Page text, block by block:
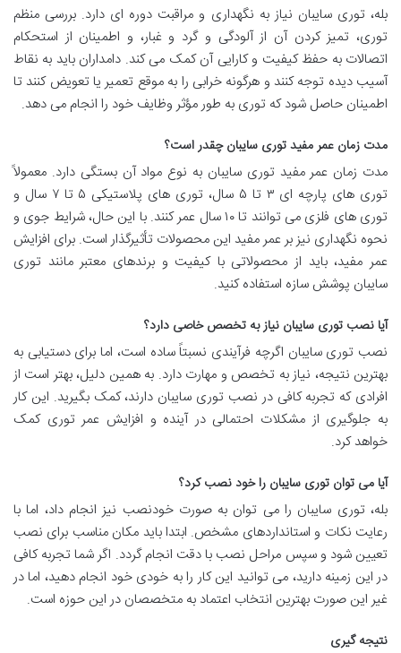
بله، توری سایبان نیاز به نگهداری و مراقبت دوره ای دارد. بررسی منظم
توری، تمیز کردن آن از آلودگی و گرد و غبار، و اطمینان از استحکام
اتصالات به حفظ کیفیت و کارایی آن کمک می کند. دامداران باید به نقاط
آسیب دیده توجه کنند و هرگونه خرابی را به موقع تعمیر یا تعویض کنند تا
اطمینان حاصل شود که توری به طور مؤثر وظایف خود را انجام می دهد.
مدت زمان عمر مفید توری سایبان چقدر است؟
مدت زمان عمر مفید توری سایبان به نوع مواد آن بستگی دارد. معمولاً
توری های پارچه ای ۳ تا ۵ سال، توری های پلاستیکی ۵ تا ۷ سال و
توری های فلزی می توانند تا ۱۰ سال عمر کنند. با این حال، شرایط جوی و
نحوه نگهداری نیز بر عمر مفید این محصولات تأثیرگذار است. برای افزایش
عمر مفید، باید از محصولاتی با کیفیت و برندهای معتبر مانند توری
سایبان پوشش سازه استفاده کنید.
آیا نصب توری سایبان نیاز به تخصص خاصی دارد؟
نصب توری سایبان اگرچه فرآیندی نسبتاً ساده است، اما برای دستیابی به
بهترین نتیجه، نیاز به تخصص و مهارت دارد. به همین دلیل، بهتر است از
افرادی که تجربه کافی در نصب توری سایبان دارند، کمک بگیرید. این کار
به جلوگیری از مشکلات احتمالی در آینده و افزایش عمر توری کمک
خواهد کرد.
آیا می توان توری سایبان را خود نصب کرد؟
بله، توری سایبان را می توان به صورت خودنصب نیز انجام داد، اما با
رعایت نکات و استانداردهای مشخص. ابتدا باید مکان مناسب برای نصب
تعیین شود و سپس مراحل نصب با دقت انجام گردد. اگر شما تجربه کافی
در این زمینه دارید، می توانید این کار را به خودی خود انجام دهید، اما در
غیر این صورت بهترین انتخاب اعتماد به متخصصان در این حوزه است.
نتیجه گیری